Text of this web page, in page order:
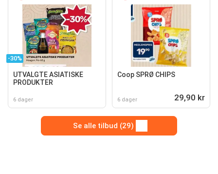
-30%
UTVALGTE ASIATISKE
PRODUKTER
6 dager
Coop SPRØ CHIPS
6 dager 29,90 kr
Se alle tilbud (29)